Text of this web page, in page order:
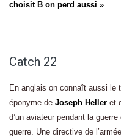
choisit B on perd aussi ».
Catch 22
En anglais on connaît aussi le
éponyme de Joseph Heller et
d’un aviateur pendant la
guerre. Une directive de